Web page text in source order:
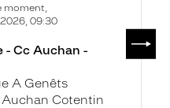
moment,
09:30
- Cc Auchan -
A Genêts
Cotentin